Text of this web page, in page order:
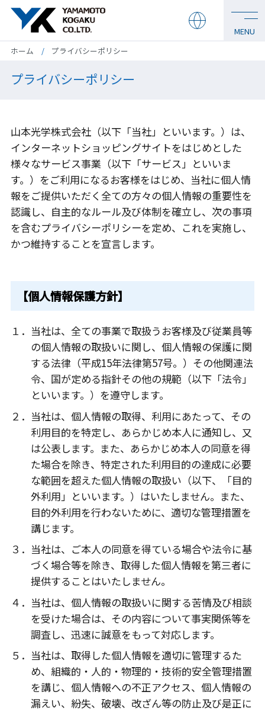
ホーム プライバシーポリシー
プライバシーポリシー
山本光学株式会社（以下「当社」といいます。）は、
インターネットショッピングサイトをはじめとした
様々なサービス事業（以下「サービス」といいま
す。）をご利用になるお客様をはじめ、当社に個人情
報をご提供いただく全ての方々の個人情報の重要性を
認識し、自主的なルール及び体制を確立し、次の事項
を含むプライバシーポリシーを定め、これを実施し、
かつ維持することを宣言します。
【個人情報保護方針】
１．当社は、全ての事業で取扱うお客様及び従業員等
の個人情報の取扱いに関し、個人情報の保護に関
する法律（平成15年法律第57号。）その他関連法
令、国が定める指針その他の規範（以下「法令」
といいます。）を遵守します。
２．当社は、個人情報の取得、利用にあたって、その
利用目的を特定し、あらかじめ本人に通知し、又
は公表します。また、あらかじめ本人の同意を得
た場合を除き、特定された利用目的の達成に必要
な範囲を超えた個人情報の取扱い（以下、「目的
外利用」といいます。）はいたしません。また、
目的外利用を行わないために、適切な管理措置を
講じます。
３．当社は、ご本人の同意を得ている場合や法令に基
づく場合等を除き、取得した個人情報を第三者に
提供することはいたしません。
４．当社は、個人情報の取扱いに関する苦情及び相談
を受けた場合は、その内容について事実関係等を
調査し、迅速に誠意をもって対応します。
５．当社は、取得した個人情報を適切に管理するた
め、組織的・人的・物理的・技術的安全管理措置
を講じ、個人情報への不正アクセス、個人情報の
漏えい、紛失、破壊、改ざん等の防止及び是正に